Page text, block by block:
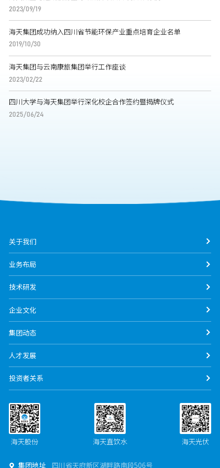
2023/09/19
海天集团成功纳入四川省节能环保产业重点培育企业名单
2019/10/30
海天集团与云南康旅集团举行工作座谈
2023/02/22
四川大学与海天集团举行深化校企合作签约暨揭牌仪式
2025/06/24
海天股份 海天直饮水 海天光伏
 集团地址 四川省天府新区湖畔路南段506号
关于我们
业务布局
技术研发
企业文化
集团动态
人才发展
投资者关系